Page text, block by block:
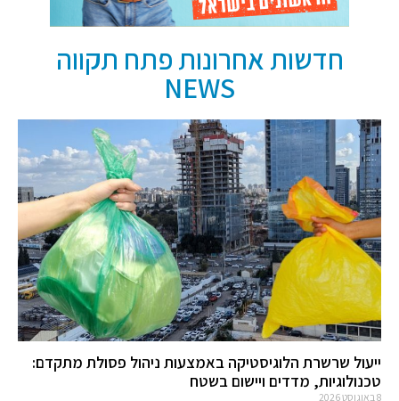
חדשות אחרונות פתח תקווה
NEWS
ייעול שרשרת הלוגיסטיקה באמצעות ניהול פסולת מתקדם:
טכנולוגיות, מדדים ויישום בשטח
8 באוגוסט 2026